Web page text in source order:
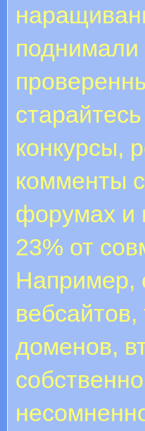
поднимали
конкурсы,
комменты
форумах и
23% от
Например,
доменов,